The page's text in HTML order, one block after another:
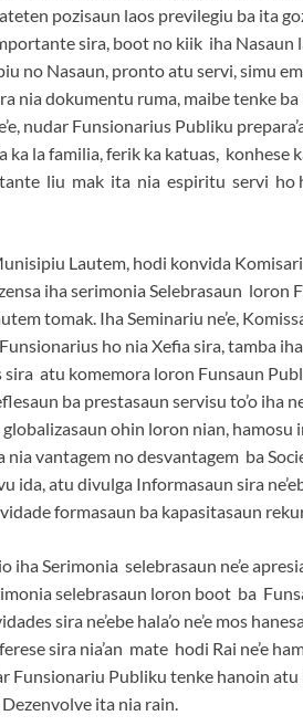
pozisaun laos previlegiu ba ita
sira, boot no kiik iha Nasaun
no Nasaun, pronto atu servi, simu
nia dokumentu ruma, maibe tenke
nudar Funsionarius Publiku
la familia, ferik ka katuas, konhese
liu mak ita nia espiritu servi
Lautem, hodi konvida
iha serimonia Selebrasaun loron
tomak. Iha Seminariu ne’e,
ho nia Xefia sira, tamba
sira atu komemora loron Funsaun
ba prestasaun servisu to’o iha
ohin loron nian, hamosu
nia vantagem no desvantagem ba
ida, atu divulga Informasaun sira
formasaun ba kapasitasaun
Serimonia selebrasaun ne’e
selebrasaun loron boot ba
sira ne’ebe hala’o ne’e mos
sira nia’an mate hodi Rai ne’e
Funsionariu Publiku tenke hanoin
ita nia rain.